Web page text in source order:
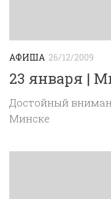
АФИША 26/12/2009
23 января |
Достойный
Минске